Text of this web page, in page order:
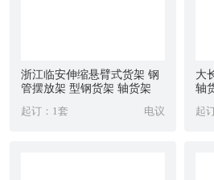
浙江临安伸缩悬臂式货架 钢
管摆放架 型钢货架 轴货架
起订：1套 电议
大
轴
起